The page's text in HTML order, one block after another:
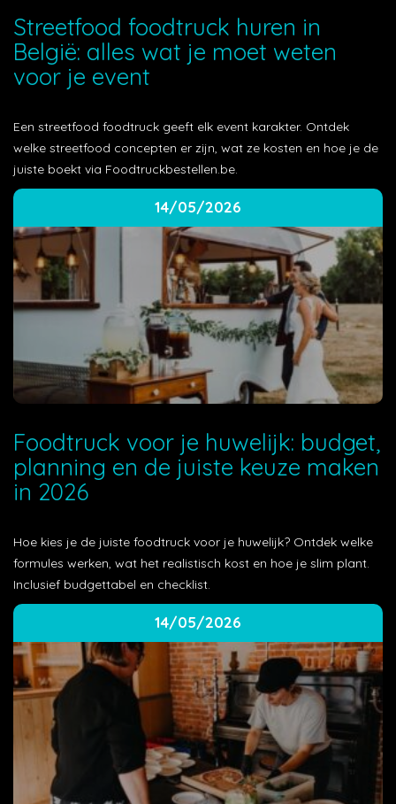
Streetfood foodtruck huren in
België: alles wat je moet weten
voor je event
Een streetfood foodtruck geeft elk event karakter. Ontdek
welke streetfood concepten er zijn, wat ze kosten en hoe je de
juiste boekt via Foodtruckbestellen.be.
14/05/2026
Foodtruck voor je huwelijk: budget,
planning en de juiste keuze maken
in 2026
Hoe kies je de juiste foodtruck voor je huwelijk? Ontdek welke
formules werken, wat het realistisch kost en hoe je slim plant.
Inclusief budgettabel en checklist.
14/05/2026